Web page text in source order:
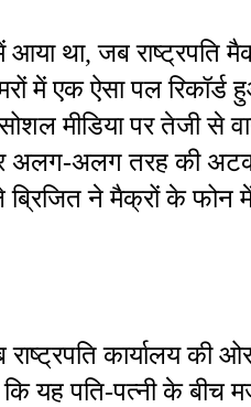
था, जब राष्ट्रपति
में एक ऐसा पल
सोशल मीडिया पर तेजी
अलग-अलग तरह की
ब्रिजित ने मैक्रों के
राष्ट्रपति कार्यालय
यह पति-पत्नी के बीच